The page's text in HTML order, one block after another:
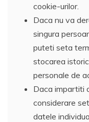
cookie-urilor.
Daca nu va
singura
puteti seta
stocarea
personale de
Daca impartiti
considerare
datele